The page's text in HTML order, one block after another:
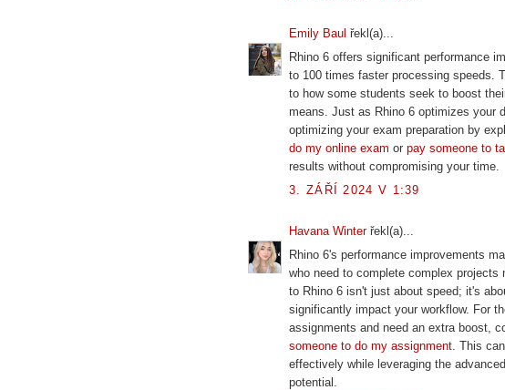
Emily Baul řekl(a)...
Rhino 6 offers significant performance
to 100 times faster processing speeds.
to how some students seek to boost
means. Just as Rhino 6 optimizes your
optimizing your exam preparation by
do my online exam or pay someone to
results without compromising your time.
3. ZÁŘÍ 2024 V 1:39
Havana Winterřekl(a)...
Rhino 6's performance improvements
who need to complete complex
to Rhino 6 isn't just about speed; it's
significantly impact your workflow. For
assignments and need an extra boost,
someone to do my assignment. This
effectively while leveraging the
potential.